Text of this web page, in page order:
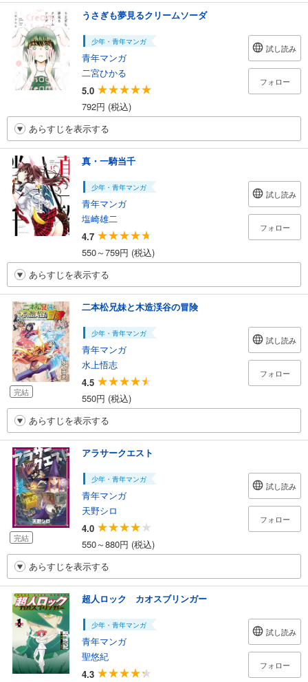
うさぎも夢見るクリームソーダ
少年・青年マンガ
青年マンガ
二宮ひかる
5.0
792円 (税込)
試し読み
フォロー
あらすじを表示する
真・一騎当千
少年・青年マンガ
青年マンガ
塩崎雄二
4.7
550～759円 (税込)
試し読み
フォロー
あらすじを表示する
完結
二本松兄妹と木造渓谷の冒険
少年・青年マンガ
青年マンガ
水上悟志
4.5
550円 (税込)
試し読み
フォロー
あらすじを表示する
完結
アラサークエスト
少年・青年マンガ
青年マンガ
天野シロ
4.0
550～880円 (税込)
試し読み
フォロー
あらすじを表示する
超人ロック カオスブリンガー
少年・青年マンガ
青年マンガ
聖悠紀
4.3
試し読み
フォロー